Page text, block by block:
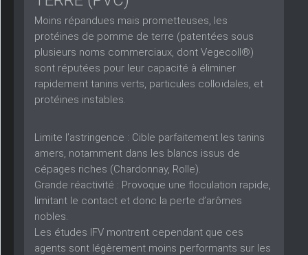
Moins répandues mais prometteuses, les
protéines de pomme de terre (patentées sous
plusieurs noms commerciaux, dont Vegecoll®)
sont réputées pour leur capacité à éliminer
rapidement tanins verts, particules colloïdales, et
protéines instables.
Limite l’astringence : Cible parfaitement les tanins
amers, notamment dans les blancs issus de
cépages riches (Chardonnay, Rolle).
Grande réactivité : Provoque une floculation rapide,
limitant le contact et donc la perte d’arômes
nobles.
Les études IFV montrent cependant que ces
agents sont légèrement moins performants sur les